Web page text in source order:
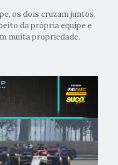
os dois cruzam juntos.
da própria equipe e
muita propriedade.